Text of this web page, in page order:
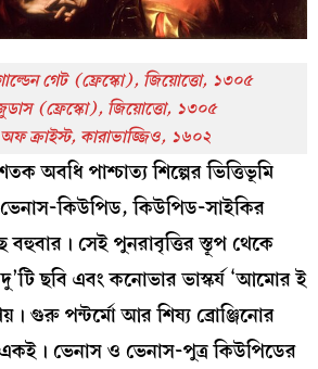
গেট (ফ্রেস্কো), জিয়োত্তো, ১৩০৫
(ফ্রেস্কো), জিয়োত্তো, ১৩০৫
অফ ক্রাইস্ট, কারাভাজ্জিও, ১৬০২
অবধি পাশ্চাত্য শিল্পের ভিত্তিভূমি
কিউপিড, কিউপিড-সাইকির
বহুবার। সেই পুনরাবৃত্তির স্তূপ থেকে
দু’টি ছবি এবং কনোভার ভাস্কর্য ‘আমোর ই
গুরু পন্টর্মো আর শিষ্য ব্রোঞ্জিনোর
একই। ভেনাস ও ভেনাস-পুত্র কিউপিডের